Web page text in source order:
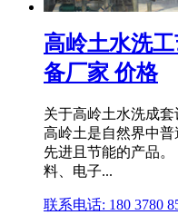
高岭土水洗
备厂家 价格
关于高岭土水洗成
高岭土是自然界中
先进且节能的产品
料、电子...
联系电话: 180 3780